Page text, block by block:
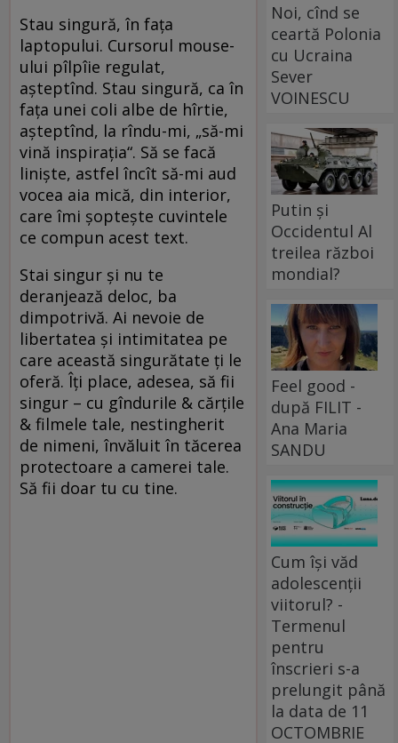
Stau singură, în faţa
laptopului. Cursorul mouse-
ului pîlpîie regulat,
aşteptînd. Stau singură, ca în
faţa unei coli albe de hîrtie,
aşteptînd, la rîndu-mi, „să-mi
vină inspiraţia“. Să se facă
linişte, astfel încît să-mi aud
vocea aia mică, din interior,
care îmi şopteşte cuvintele
ce compun acest text.
Stai singur şi nu te
deranjează deloc, ba
dimpotrivă. Ai nevoie de
libertatea şi intimitatea pe
care această singurătate ţi le
oferă. Îţi place, adesea, să fii
singur – cu gîndurile & cărţile
& filmele tale, nestingherit
de nimeni, învăluit în tăcerea
protectoare a camerei tale.
Să fii doar tu cu tine.
Noi, cînd se
ceartă Polonia
cu Ucraina
Sever
VOINESCU
Putin și
Occidentul Al
treilea război
mondial?
Feel good -
după FILIT -
Ana Maria
SANDU
Cum își văd
adolescenții
viitorul? -
Termenul
pentru
înscrieri s-a
prelungit până
la data de 11
OCTOMBRIE